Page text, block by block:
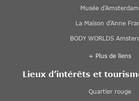
Musée d’Amsterdam
La Maison d’Anne
BODY WORLDS
+ Plus de liens
Lieux d’intérêts et
Quartier rouge